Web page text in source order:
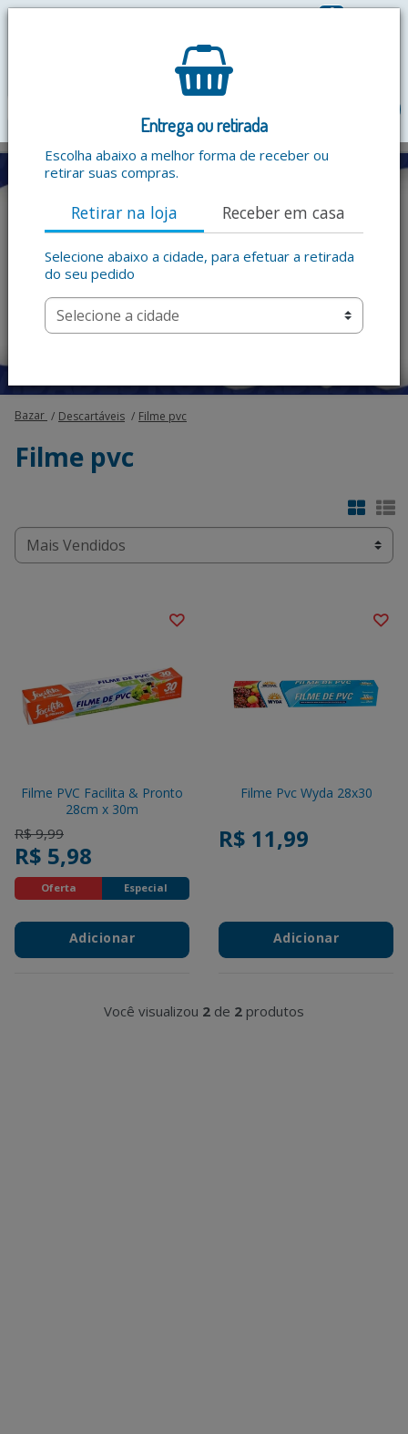
0
Entrega ou retirada
Escolha abaixo a melhor forma de receber ou
retirar suas compras.
Retirar na loja Receber em casa
Selecione abaixo a cidade, para efetuar a retirada
do seu pedido
Bazar Descartáveis Filme pvc
Filme pvc
Filme PVC Facilita & Pronto
28cm x 30m
Price reduced from
R$ 9,99to
R$ 5,98
Oferta Especial
Adicionar
Filme Pvc Wyda 28x30
R$ 11,99
Adicionar
Você visualizou 2 de 2 produtos